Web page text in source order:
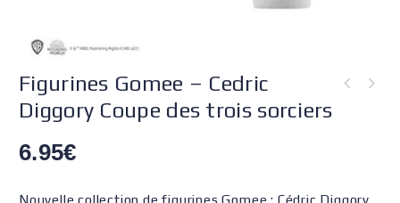
Figurines Gomee – Cedric
Diggory Coupe des trois sorciers
6.95€
Nouvelle collection de figurines Gomee : Cédric Diggory